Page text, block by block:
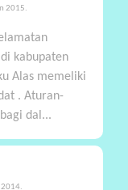
2015.
kabupaten
Alas memeliki
. Aturan-
dal...
2014.